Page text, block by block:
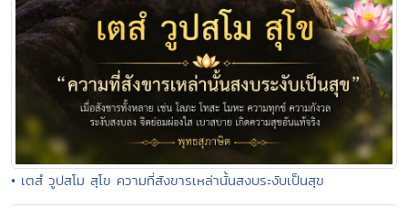
• เตสํ วูปสโม สุโข ความที่สังขารเหล่านั้นสงบระงับเป็นสุข